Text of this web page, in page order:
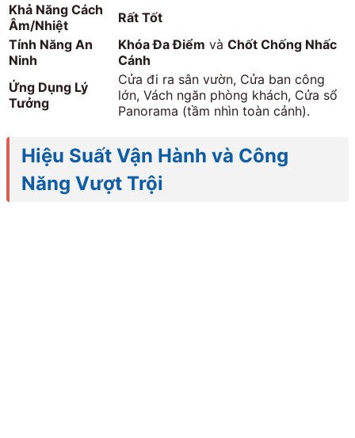
Khả Năng Cách
Âm/Nhiệt
Rất Tốt
Tính Năng An
Ninh
Khóa Đa Điểm và Chốt Chống Nhấc
Cánh
Ứng Dụng Lý
Tưởng
Cửa đi ra sân vườn, Cửa ban công
lớn, Vách ngăn phòng khách, Cửa sổ
Panorama (tầm nhìn toàn cảnh).
Hiệu Suất Vận Hành và Công
Năng Vượt Trội